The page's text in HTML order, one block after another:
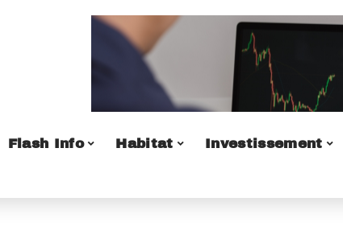
Flash Info Habitat Investissement